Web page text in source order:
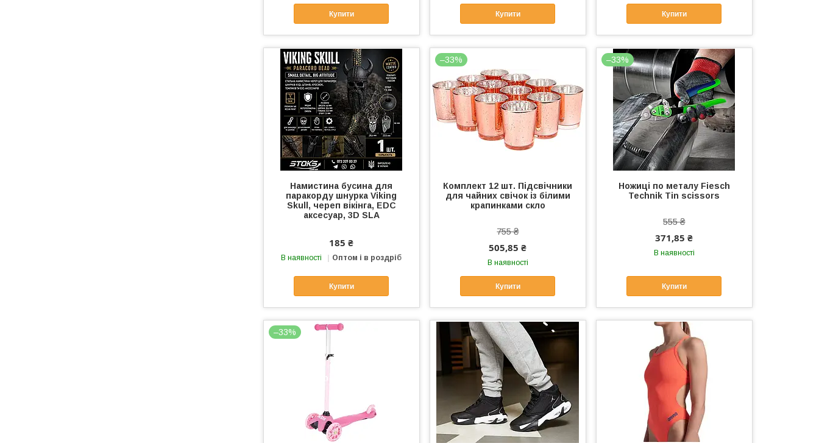
Купити Купити Купити
Намистина бусина для
паракорду шнурка Viking
Skull, череп вікінга, EDC
аксесуар, 3D SLA
185 ₴
В наявності Оптом і в роздріб
Купити
–33%
Комплект 12 шт. Підсвічники
для чайних свічок із білими
крапинками скло
755 ₴
505,85 ₴
В наявності
Купити
–33%
Ножиці по металу Fiesch
Technik Tin scissors
555 ₴
371,85 ₴
В наявності
Купити
–33%